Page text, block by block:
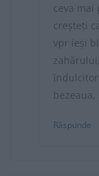
ceva mai
creșteți
vpr ieși
îndulcitor
bezeaua,
Răspunde